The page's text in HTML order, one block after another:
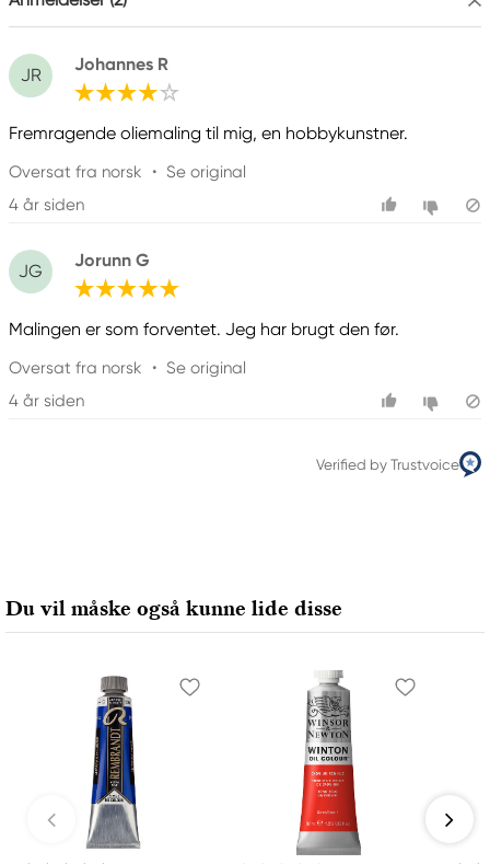
JR
Johannes R
Fremragende oliemaling til mig, en hobbykunstner.
Oversat fra norsk • Se original
4 år siden
JG
Jorunn G
Malingen er som forventet. Jeg har brugt den før.
Oversat fra norsk • Se original
4 år siden
Verified by Trustvoice
Du vil måske også kunne lide disse